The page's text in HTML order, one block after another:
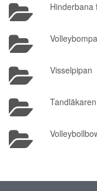
Hinderbana
Visselpipan
Tandläkaren